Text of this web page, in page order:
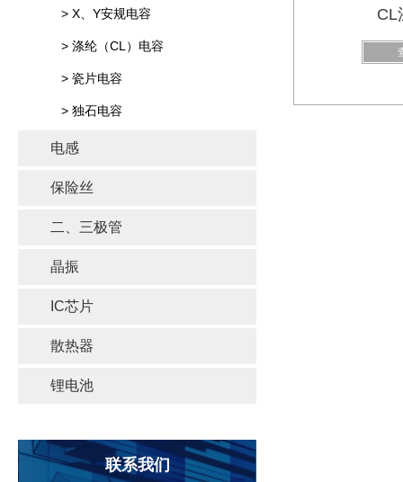
> X、Y安规电容
> 涤纶（CL）电容
> 瓷片电容
> 独石电容
电感
保险丝
二、三极管
晶振
IC芯片
散热器
锂电池
联系我们
CL